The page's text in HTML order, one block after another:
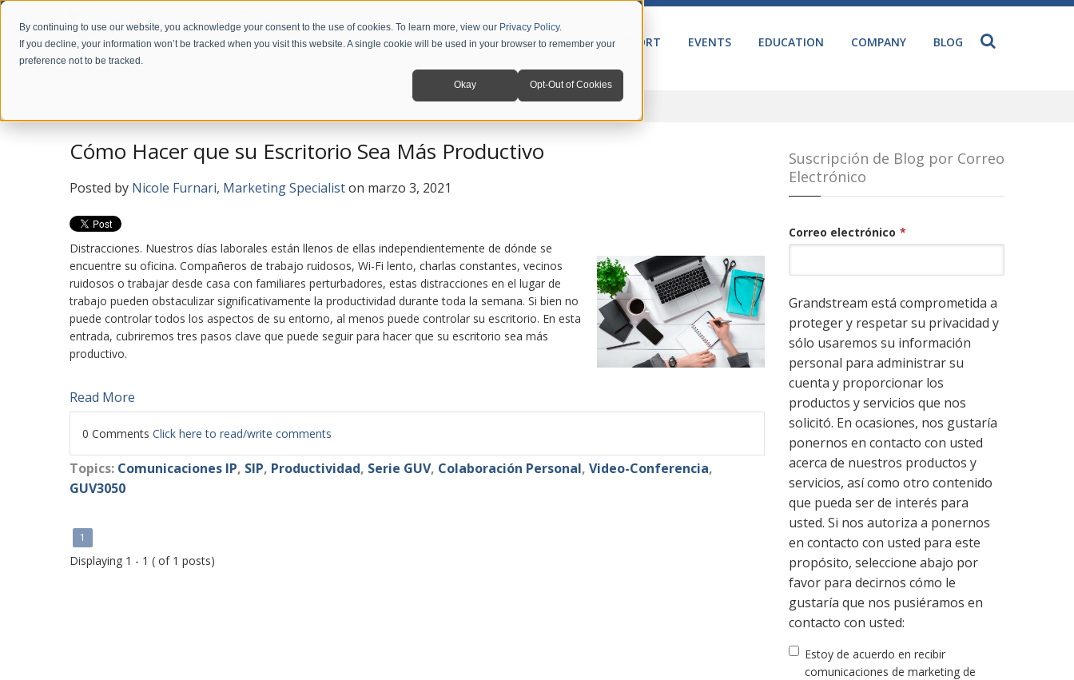
By continuing to use our website, you acknowledge your consent to the use of cookies. To learn more, view our Privacy Policy.
If you decline, your information won’t be tracked when you visit this website. A single cookie will be used in your browser to remember your
preference not to be tracked.
Okay Opt-Out of Cookies
PRODUCTS SOLUTIONS SUPPORT EVENTS EDUCATION COMPANY BLOG
Cómo Hacer que su Escritorio Sea Más Productivo
Posted by Nicole Furnari, Marketing Specialiston marzo 3, 2021
Distracciones. Nuestros días laborales están llenos de ellas independientemente de dónde se
encuentre su oficina. Compañeros de trabajo ruidosos, Wi-Fi lento, charlas constantes, vecinos
ruidosos o trabajar desde casa con familiares perturbadores, estas distracciones en el lugar de
trabajo pueden obstaculizar significativamente la productividad durante toda la semana. Si bien no
puede controlar todos los aspectos de su entorno, al menos puede controlar su escritorio. En esta
entrada, cubriremos tres pasos clave que puede seguir para hacer que su escritorio sea más
productivo.
Read More
0 Comments Click here to read/write comments
Topics: Comunicaciones IP, SIP, Productividad, Serie GUV, Colaboración Personal, Video-Conferencia,
GUV3050
1
Displaying 1 - 1 ( of 1 posts)
Suscripción de Blog por Correo
Electrónico
Correo electrónico *
Grandstream está comprometida a
proteger y respetar su privacidad y
sólo usaremos su información
personal para administrar su
cuenta y proporcionar los
productos y servicios que nos
solicitó. En ocasiones, nos gustaría
ponernos en contacto con usted
acerca de nuestros productos y
servicios, así como otro contenido
que pueda ser de interés para
usted. Si nos autoriza a ponernos
en contacto con usted para este
propósito, seleccione abajo por
favor para decirnos cómo le
gustaría que nos pusiéramos en
contacto con usted:
Estoy de acuerdo en recibir
comunicaciones de marketing de